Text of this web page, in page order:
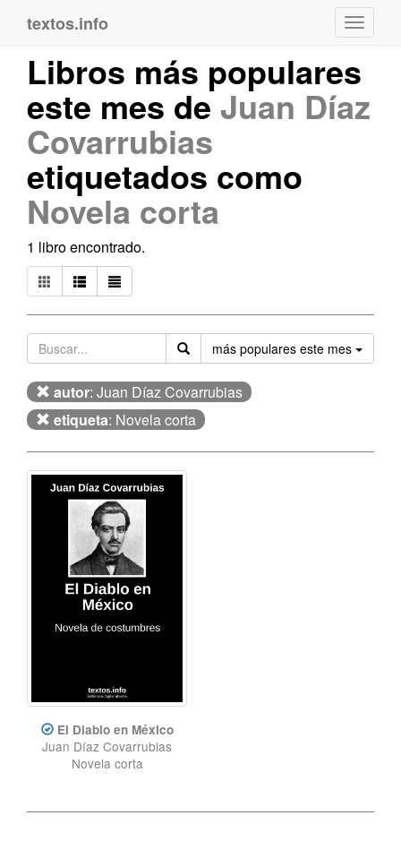
textos.info
Libros más populares
este mes deJuan Díaz
Covarrubias
etiquetados como
Novela corta
1 libro encontrado.
más populares este mes
autor: Juan Díaz Covarrubias
etiqueta: Novela corta
El Diablo en México
Juan Díaz Covarrubias
Novela corta